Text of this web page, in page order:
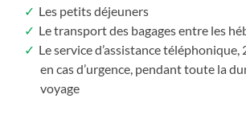
Les petits déjeuners
Le transport des bagages entre les
Le service d’assistance
en cas d’urgence, pendant toute la
voyage